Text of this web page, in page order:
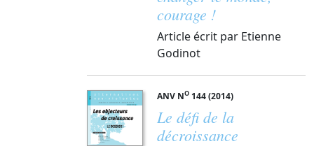
courage !
Article écrit par Etienne
Godinot
ANV NO 144 (2014)
Le défi de la
décroissance